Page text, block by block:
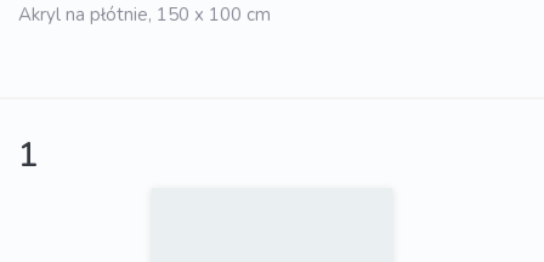
Akryl na płótnie, 150 x 100 cm
1